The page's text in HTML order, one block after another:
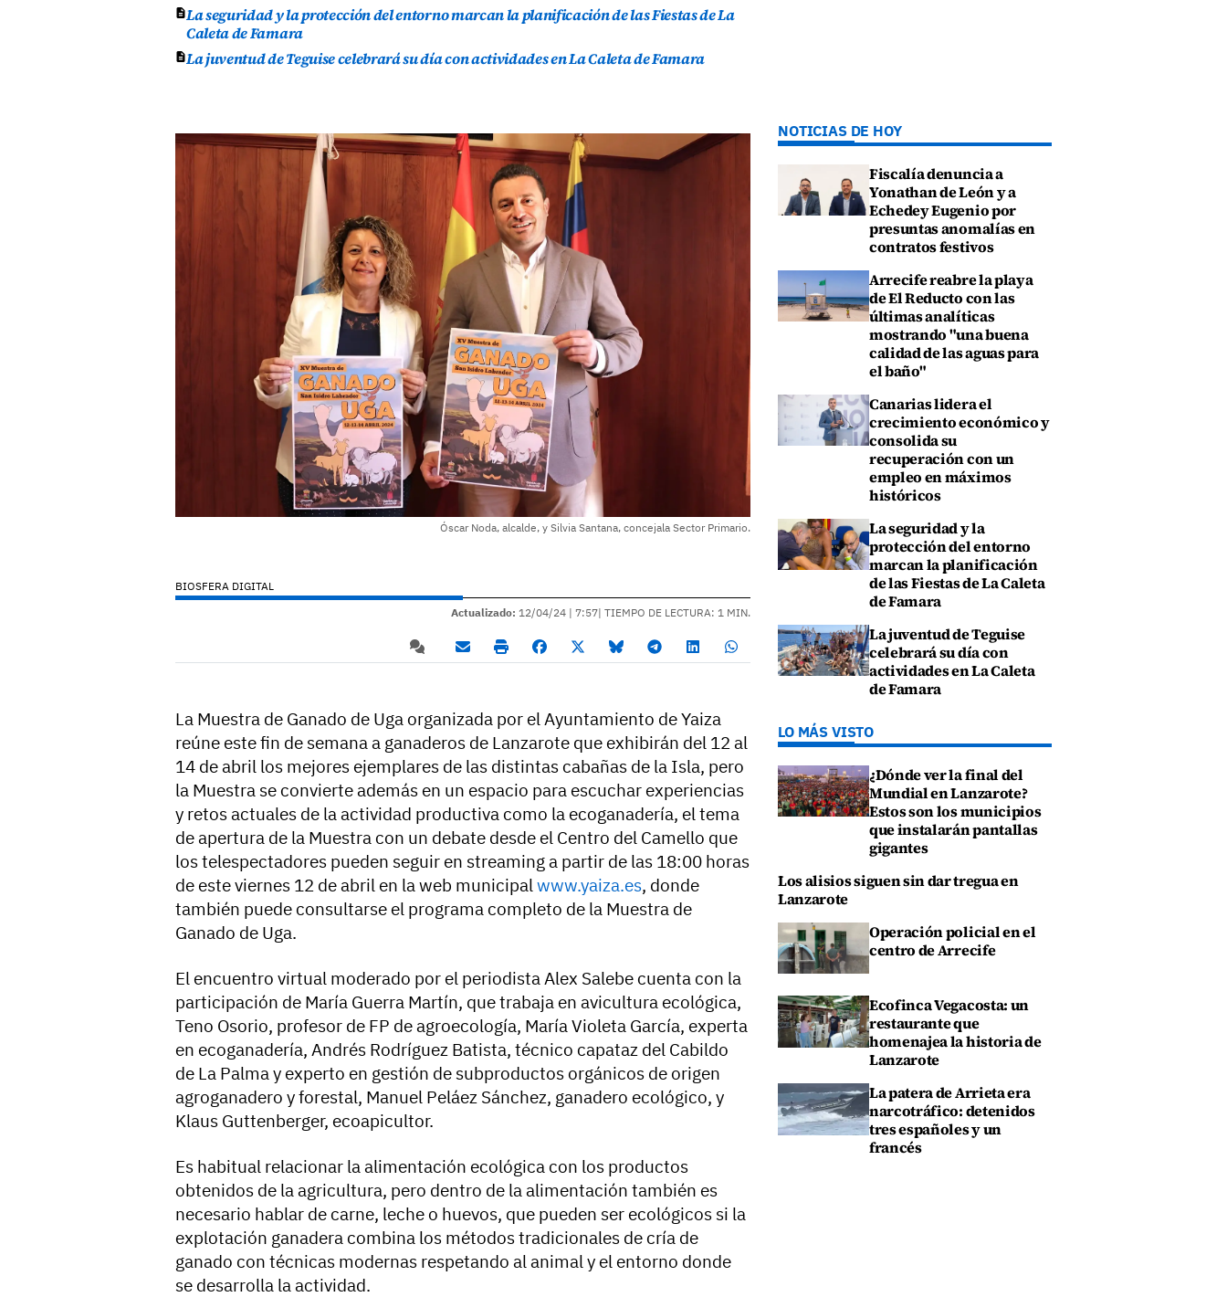
La seguridad y la protección del entorno marcan la planificación de las Fiestas de La
Caleta de Famara
La juventud de Teguise celebrará su día con actividades en La Caleta de Famara
Óscar Noda, alcalde, y Silvia Santana, concejala Sector Primario.
BIOSFERA DIGITAL
Actualizado: 12/04/24 | 7:57| TIEMPO DE LECTURA: 1 MIN.
La Muestra de Ganado de Uga organizada por el Ayuntamiento de Yaiza
reúne este fin de semana a ganaderos de Lanzarote que exhibirán del 12 al
14 de abril los mejores ejemplares de las distintas cabañas de la Isla, pero
la Muestra se convierte además en un espacio para escuchar experiencias
y retos actuales de la actividad productiva como la ecoganadería, el tema
de apertura de la Muestra con un debate desde el Centro del Camello que
los telespectadores pueden seguir en streaming a partir de las 18:00 horas
de este viernes 12 de abril en la web municipal www.yaiza.es, donde
también puede consultarse el programa completo de la Muestra de
Ganado de Uga.
El encuentro virtual moderado por el periodista Alex Salebe cuenta con la
participación de María Guerra Martín, que trabaja en avicultura ecológica,
Teno Osorio, profesor de FP de agroecología, María Violeta García, experta
en ecoganadería, Andrés Rodríguez Batista, técnico capataz del Cabildo
de La Palma y experto en gestión de subproductos orgánicos de origen
agroganadero y forestal, Manuel Peláez Sánchez, ganadero ecológico, y
Klaus Guttenberger, ecoapicultor.
Es habitual relacionar la alimentación ecológica con los productos
obtenidos de la agricultura, pero dentro de la alimentación también es
necesario hablar de carne, leche o huevos, que pueden ser ecológicos si la
explotación ganadera combina los métodos tradicionales de cría de
ganado con técnicas modernas respetando al animal y el entorno donde
se desarrolla la actividad.
NOTICIAS DE HOY
Fiscalía denuncia a
Yonathan de León y a
Echedey Eugenio por
presuntas anomalías en
contratos festivos
Arrecife reabre la playa
de El Reducto con las
últimas analíticas
mostrando "una buena
calidad de las aguas para
el baño"
Canarias lidera el
crecimiento económico y
consolida su
recuperación con un
empleo en máximos
históricos
La seguridad y la
protección del entorno
marcan la planificación
de las Fiestas de La Caleta
de Famara
La juventud de Teguise
celebrará su día con
actividades en La Caleta
de Famara
LO MÁS VISTO
¿Dónde ver la final del
Mundial en Lanzarote?
Estos son los municipios
que instalarán pantallas
gigantes
Los alisios siguen sin dar tregua en
Lanzarote
Operación policial en el
centro de Arrecife
Ecofinca Vegacosta: un
restaurante que
homenajea la historia de
Lanzarote
La patera de Arrieta era
narcotráfico: detenidos
tres españoles y un
francés